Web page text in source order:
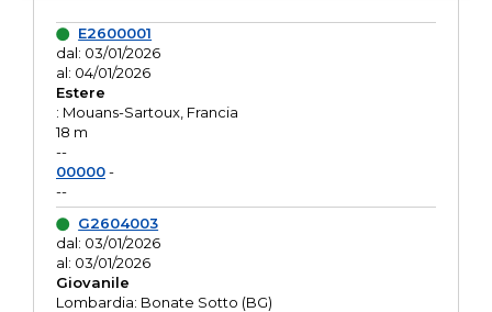
E2600001
dal: 03/01/2026
al: 04/01/2026
Estere
: Mouans-Sartoux, Francia
18 m
--
00000-
--
G2604003
dal: 03/01/2026
al: 03/01/2026
Giovanile
Lombardia: Bonate Sotto (BG)